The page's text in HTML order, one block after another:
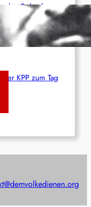
Gebt das
und die
KPP zum Tag